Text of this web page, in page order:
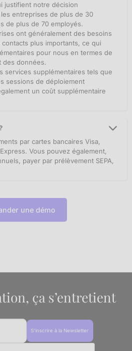
justifient notre décision
entreprises de plus de 30
de plus de 70 employés.
ont généralement des besoins
plus importants, ce qui
pour nous en termes de
des données.
services supplémentaires tels que
sessions de déploiement
un coût supplémentaire
par cartes bancaires Visa,
Vous pouvez également,
payer par prélèvement SEPA,
une démo
ça s’entretient